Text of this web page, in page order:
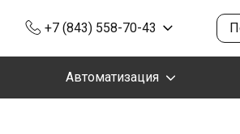
+7 (843) 558-70-43
Автоматизация